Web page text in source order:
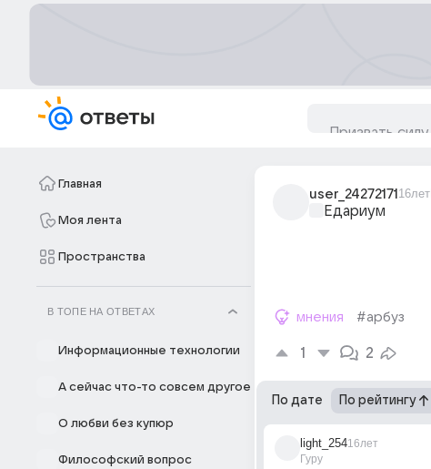
Главная
Моя лента
Пространства
В ТОПЕ НА ОТВЕТАХ
Информационные технологии
А сейчас что-то совсем другое
О любви без купюр
Философский вопрос
user_24272171 16лет
Едариум
мнения #арбуз
1 2
По дате По рейтингу
light_254
Гуру
16лет